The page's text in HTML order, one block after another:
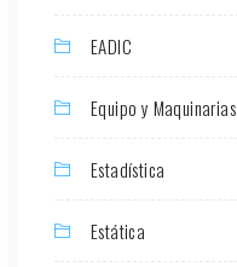
EADIC
Equipo y Maquinarias
Estadística
Estática